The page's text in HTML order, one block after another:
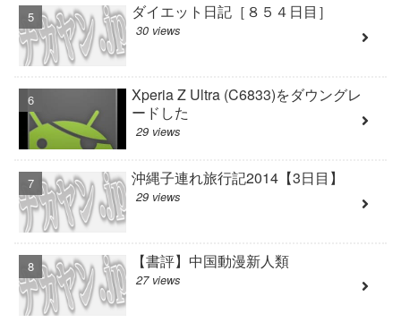
ダイエット日記［８５４日目］
30 views
Xperia Z Ultra (C6833)をダウングレ
ードした
29 views
沖縄子連れ旅行記2014【3日目】
29 views
【書評】中国動漫新人類
27 views